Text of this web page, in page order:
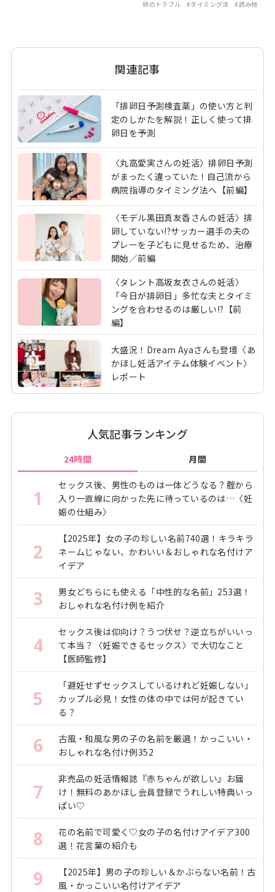
卵のトラブル #タイミング法 #読み物
関連記事
「排卵日予測検査薬」の使い方と判
定のしかたを解説！正しく使って排
卵日を予測
〈丸高愛実さんの妊活〉排卵日予測
がまったく違っていた！自己流から
病院指導のタイミング法へ【前編】
〈モデル黒田真友香さんの妊活〉排
卵していない!?サッカー選手の夫の
プレーを子どもに見せるため、治療
開始／前編
〈タレント高坂友衣さんの妊活〉
「今日が排卵日」多忙な夫とタイミ
ングを合わせるのは厳しい!?【前
編】
大盛況！Dream Ayaさんも登壇〈あ
かほし妊活アイテム体験イベント〉
レポート
人気記事ランキング
24時間 月間
1
セックス後、男性のものは一体どうなる？腟から
入り一直線に向かった先に待っているのは…〈妊
娠の仕組み〉
2
【2025年】女の子の珍しい名前740選！キラキラ
ネームじゃない、かわいい＆おしゃれな名付けア
イデア
3
男女どちらにも使える「中性的な名前」253選！
おしゃれな名付け例を紹介
4
セックス後は仰向け？うつ伏せ？逆立ちがいいっ
て本当？〈妊娠できるセックス〉で大切なこと
【医師監修】
5
「避妊せずセックスしているけれど妊娠しない」
カップル必見！女性の体の中では何が起きてい
る？
6
古風・和風な男の子の名前を厳選！かっこいい・
おしゃれな名付け例352
7
非売品の妊活情報誌『赤ちゃんが欲しい』お届
け！無料のあかほし会員登録でうれしい特典いっ
ぱい♡
8
花の名前で可愛く♡女の子の名付けアイデア300
選！花言葉の紹介も
9
【2025年】男の子の珍しい＆かぶらない名前！古
風・かっこいい名付けアイデア